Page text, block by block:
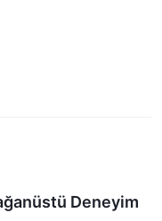
Deneyim